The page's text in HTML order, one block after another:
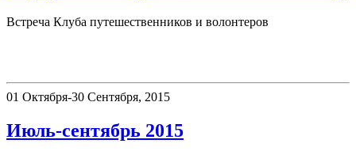
Встреча Клуба путешественников и волонтеров
01 Октября-30 Сентября, 2015
Июль-сентябрь 2015